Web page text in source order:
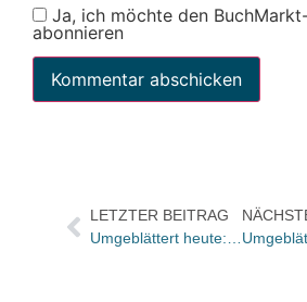
Ja, ich möchte den
abonnieren
LETZTER BEITRAG
Umgeblättert heute: Kleine Schriften des Wallstein-Verlegers Thedel von Wallmoden